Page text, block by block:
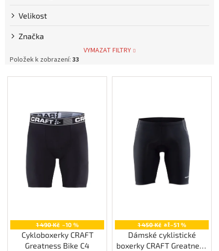
Měna
(CZK)
Velikost
Značka
VYMAZAT FILTRY
Položek k zobrazení: 33
V
1 490 Kč –10 %
Cykloboxerky CRAFT
Greatness Bike C4
1 450 Kč až–51 %
Dámské cyklistické
boxerky CRAFT Greatness